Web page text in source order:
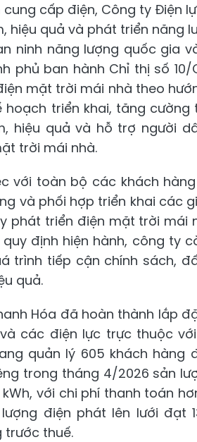
cấp điện, Công ty Điện
hiệu quả và phát triển năng
ninh năng lượng quốc gia
phủ ban hành Chỉ thị số
mặt trời mái nhà theo
triển khai, tăng cường
hiệu quả và hỗ trợ người
trời mái nhà.
với toàn bộ các khách
và phối hợp triển khai các
phát triển điện mặt trời mái
định hiện hành, công ty
trình tiếp cận chính sách,
quả.
Hóa đã hoàn thành lắp
các điện lực trực thuộc
quản lý 605 khách hàng
trong tháng 4/2026 sản
với chi phí thanh toán
điện phát lên lưới đạt
trước thuế.